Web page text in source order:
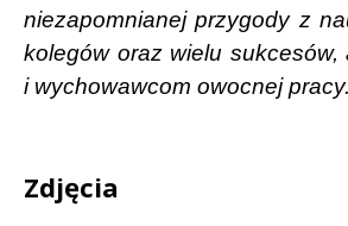
niezapomnianej przygody z
kolegów oraz wielu sukcesów,
i wychowawcom owocnej pracy.
Zdjęcia